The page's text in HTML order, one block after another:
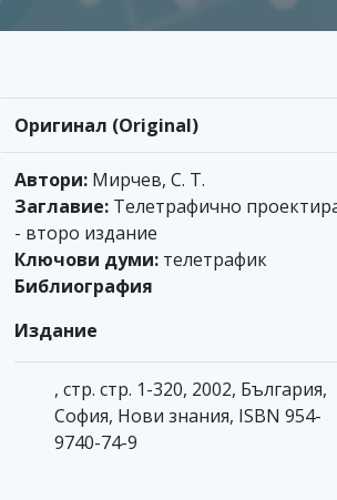
Оригинал (Original)
Автори: Мирчев, С. Т.
Заглавие: Телетрафично
- второ издание
Ключови думи: телетрафик
Библиография
Издание
, стр. стр. 1-320, 2002, България,
София, Нови знания, ISBN 954-
9740-74-9